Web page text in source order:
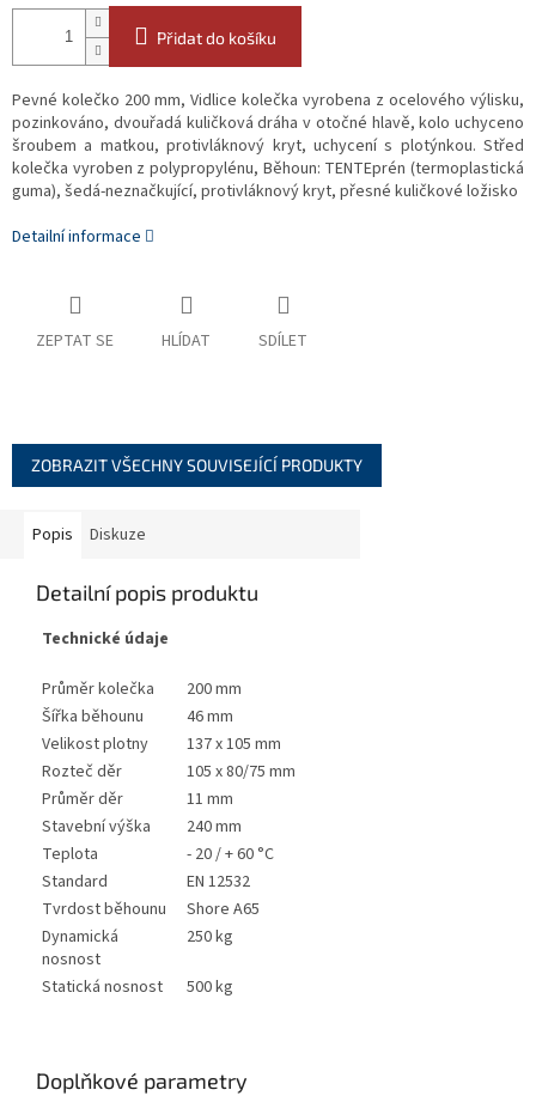
Přidat do košíku
Pevné kolečko 200 mm, Vidlice kolečka vyrobena z ocelového výlisku,
pozinkováno, dvouřadá kuličková dráha v otočné hlavě, kolo uchyceno
šroubem a matkou, protivláknový kryt, uchycení s plotýnkou. Střed
kolečka vyroben z polypropylénu, Běhoun: TENTEprén (termoplastická
guma), šedá-neznačkující, protivláknový kryt, přesné kuličkové ložisko
Detailní informace
ZEPTAT SE HLÍDAT SDÍLET
ZOBRAZIT VŠECHNY SOUVISEJÍCÍ PRODUKTY
Popis Diskuze
Detailní popis produktu
Technické údaje
Průměr kolečka
200 mm
Šířka běhounu
46 mm
Velikost plotny
137 x 105 mm
Rozteč děr
105 x 80/75 mm
Průměr děr
11 mm
Stavební výška
240 mm
Teplota
- 20 / + 60 °C
Standard
EN 12532
Tvrdost běhounu
Shore A65
Dynamická
nosnost
250 kg
Statická nosnost 500 kg
Doplňkové parametry